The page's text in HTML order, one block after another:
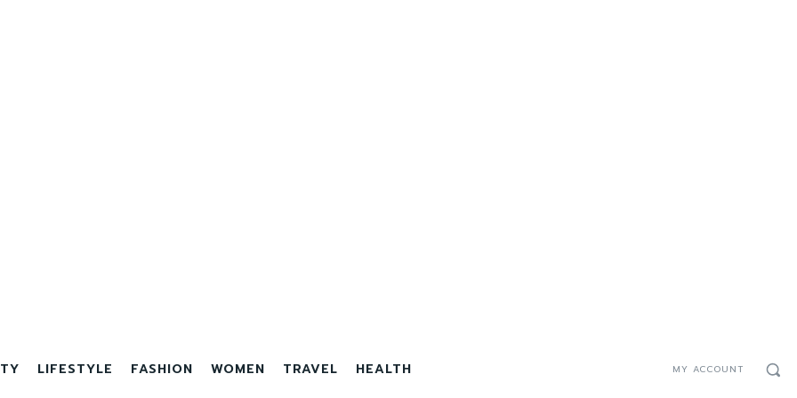
LIFESTYLE FASHION WOMEN TRAVEL HEALTH MY ACCOUNT